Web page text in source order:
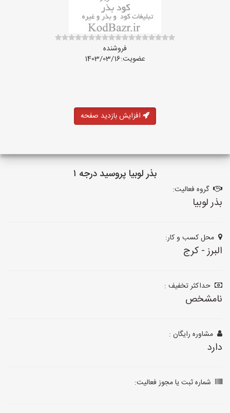
فروشنده
عضویت:1403/03/16
افزایش بازدید صفحه
بذر لوبیا پروسید درجه ۱
گروه فعالیت:
بذر لوبیا
محل کسب و کار:
البرز - کرج
حداکثر تخفیف :
نامشخص
مشاوره رایگان :
دارد
شماره ثبت یا مجوز فعالیت: